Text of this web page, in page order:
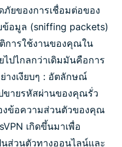
ยของการเชื่อมต่อของ
ข้อมูล (sniffing packets)
การใช้งานของคุณใน
ปไกลกว่าเดิมมันคือการ
งเงียบๆ : อัตลักษณ์
ขายรหัสผ่านของคุณรั่ว
งข้อความส่วนตัวของคุณ
เกิดขึ้นมาเพื่อ
ส่วนตัวทางออนไลน์และ